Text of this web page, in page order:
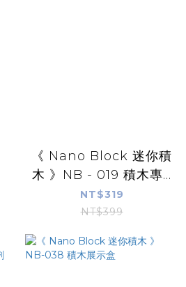
《 Nano Block 迷你積
木 》NB - 019 積木專...
NT$319
NT$399